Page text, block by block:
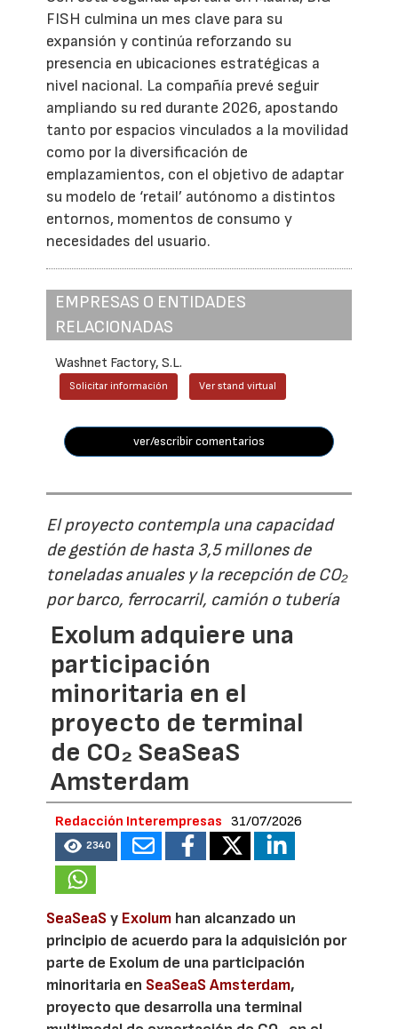
FISH culmina un mes clave para su
expansión y continúa reforzando su
presencia en ubicaciones estratégicas a
nivel nacional. La compañía prevé seguir
ampliando su red durante 2026, apostando
tanto por espacios vinculados a la movilidad
como por la diversificación de
emplazamientos, con el objetivo de adaptar
su modelo de ‘retail’ autónomo a distintos
entornos, momentos de consumo y
necesidades del usuario.
EMPRESAS O ENTIDADES
RELACIONADAS
Washnet Factory, S.L.
Solicitar información Ver stand virtual
ver/escribir comentarios
El proyecto contempla una capacidad
de gestión de hasta 3,5 millones de
toneladas anuales y la recepción de CO₂
por barco, ferrocarril, camión o tubería
Exolum adquiere una
participación
minoritaria en el
proyecto de terminal
de CO₂ SeaSeaS
Amsterdam
Redacción Interempresas 31/07/2026
2340
SeaSeaSy Exolum han alcanzado un
principio de acuerdo para la adquisición por
parte de Exolum de una participación
minoritaria en SeaSeaS Amsterdam,
proyecto que desarrolla una terminal